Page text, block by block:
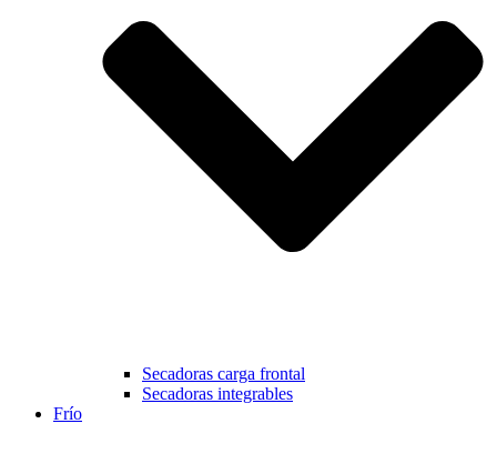
Secadoras carga frontal
Secadoras integrables
Frío